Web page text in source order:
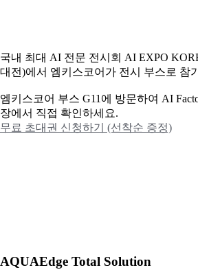
국내 최대 AI 전문 전시회 AI EXPO
대전)에서 엠키스코어가 전시 부스로 참
엠키스코어 부스 G11에 방문하여 AI
장에서 직접 확인하세요.
무료 초대권 신청하기 (선착순 증정)
AQUAEdge Total Solution